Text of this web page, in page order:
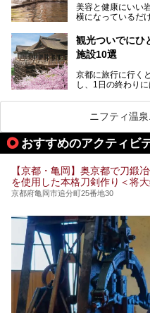
のある温浴施設を
ウナを楽しみまし
美容と健康にいい
横になっているだ
地元の方はもちろ
観光のついでに岩
今回は京都にある
観光ついでにひ
施設10選
京都に旅行に行く
し、1日の終わり
そんな疲れた身体
も素晴らしい温泉
できるおすすめの
ニフティ温
おすすめのアクティビ
【京都・亀岡】奥京都で刀鍛
を使用した本格刀剣作り＜将
京都府亀岡市追分町25番地30